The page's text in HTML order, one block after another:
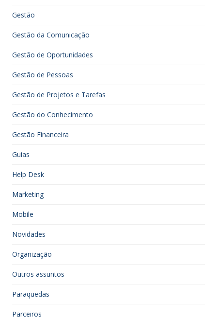
Gestão
Gestão da Comunicação
Gestão de Oportunidades
Gestão de Pessoas
Gestão de Projetos e Tarefas
Gestão do Conhecimento
Gestão Financeira
Guias
Help Desk
Marketing
Mobile
Novidades
Organização
Outros assuntos
Paraquedas
Parceiros